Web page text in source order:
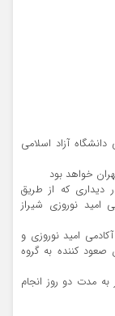
آزاد اسلامی
نیز در دیداری که از طریق
نوروزی شیراز
امید نوروزی و
صعود کننده به گروه
مدت دو روز انجام